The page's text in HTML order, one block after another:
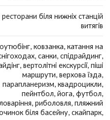
ресторани біля нижніх станцій
витягів
ковзанка, катання на
санки, спідрайдинг,
вертолітні екскурсії, піші
маршрути, верхова їзда,
парапланеризм, квадроцикли,
пейнтбол, йога, футбол,
риболовля, пляжний
біля басейну, скайпарк,